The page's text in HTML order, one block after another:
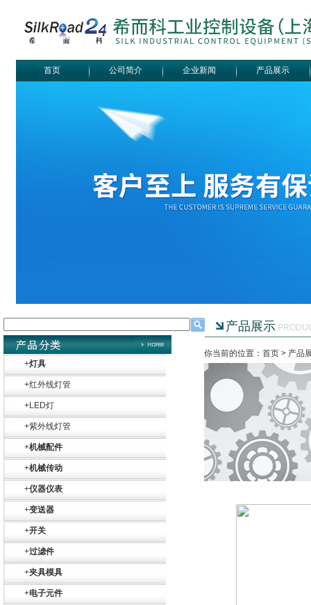
首页 公司简介 企业新闻 产品展示
+灯具
+红外线灯管
+LED灯
+紫外线灯管
+机械配件
+机械传动
+仪器仪表
+变送器
+开关
+过滤件
+夹具模具
+电子元件
产品展示
你当前的位置：首页 > 产品